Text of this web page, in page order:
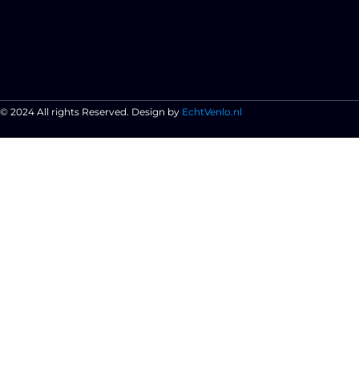
© 2024 All rights Reserved. Design by EchtVenlo.nl